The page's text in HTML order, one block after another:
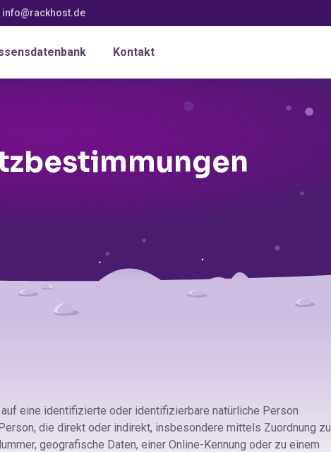
info@rackhost.de
Kontakt
eine identifizierte oder identifizierbare natürliche Person
die direkt oder indirekt, insbesondere mittels Zuordnung zu
geografische Daten, einer Online-Kennung oder zu einem